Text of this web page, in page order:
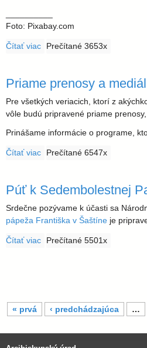
Foto: Pixabay.com
Čítať viac o Slávnostná procesia pri
Prečítané 3653x
Priame prenosy a
Pre všetkých veriacich, ktorí z
vôle budú pripravené priame
Prinášame informácie o programe,
Čítať viac o Priame prenosy a
Prečítané 6547x
Púť k Sedembolestnej
Srdečne pozývame k účasti sa
pápeža Františka v Šaštíne je
Čítať viac o Púť k Sedembolestnej
Prečítané 5501x
S
t « prvá ‹ predchádzajúca …